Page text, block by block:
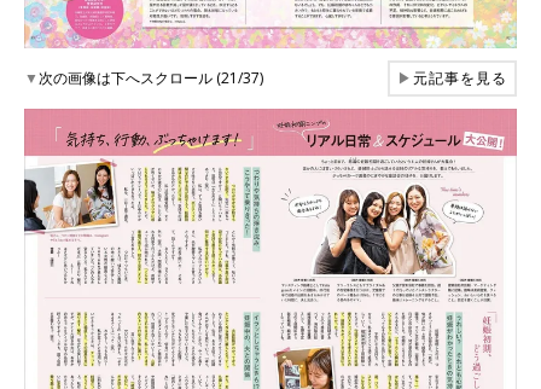
▼次の画像は下へスクロール (21/37) ▶元記事を見る